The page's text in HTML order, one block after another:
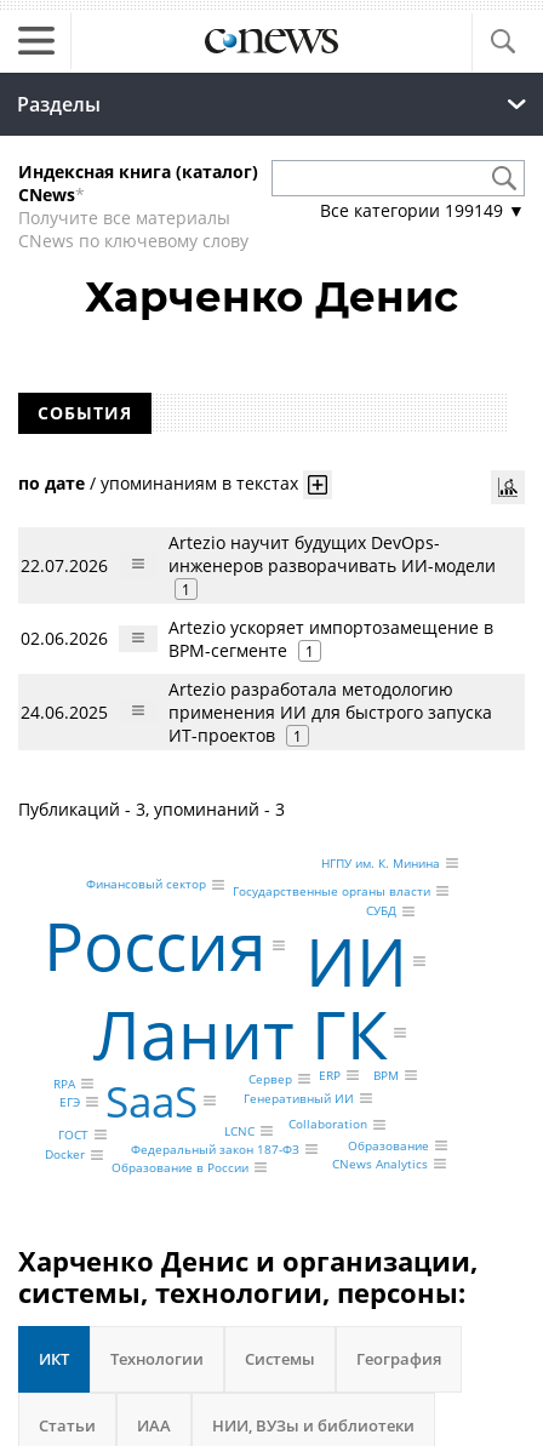
Разделы
Индексная книга (каталог)
CNews*
Получите все материалы
CNews по ключевому слову
Все категории 199149 ▼
Харченко Денис
СОБЫТИЯ
по дате / упоминаниям в текстах
22.07.2026
Artezio научит будущих DevOps-
инженеров разворачивать ИИ-модели
1
02.06.2026
Artezio ускоряет импортозамещение в
BPM-сегменте
1
24.06.2025
Artezio разработала методологию
применения ИИ для быстрого запуска
ИT-проектов
1
Публикаций - 3, упоминаний - 3
Ланит ГК
ИИ
Россия
SaaS
Сервер
Генеративный ИИ
ERP
LCNC Collaboration
RPA
СУБД
BPM
Docker Федеральный закон 187-ФЗ
Государственные органы власти
Финансовый сектор
Образование
ГОСТ
Образование в России
ЕГЭ
CNews Analytics
НГПУ им. К. Минина
Харченко Денис и организации,
системы, технологии, персоны:
ИКТ Технологии Системы География
Статьи ИАА НИИ, ВУЗы и библиотеки